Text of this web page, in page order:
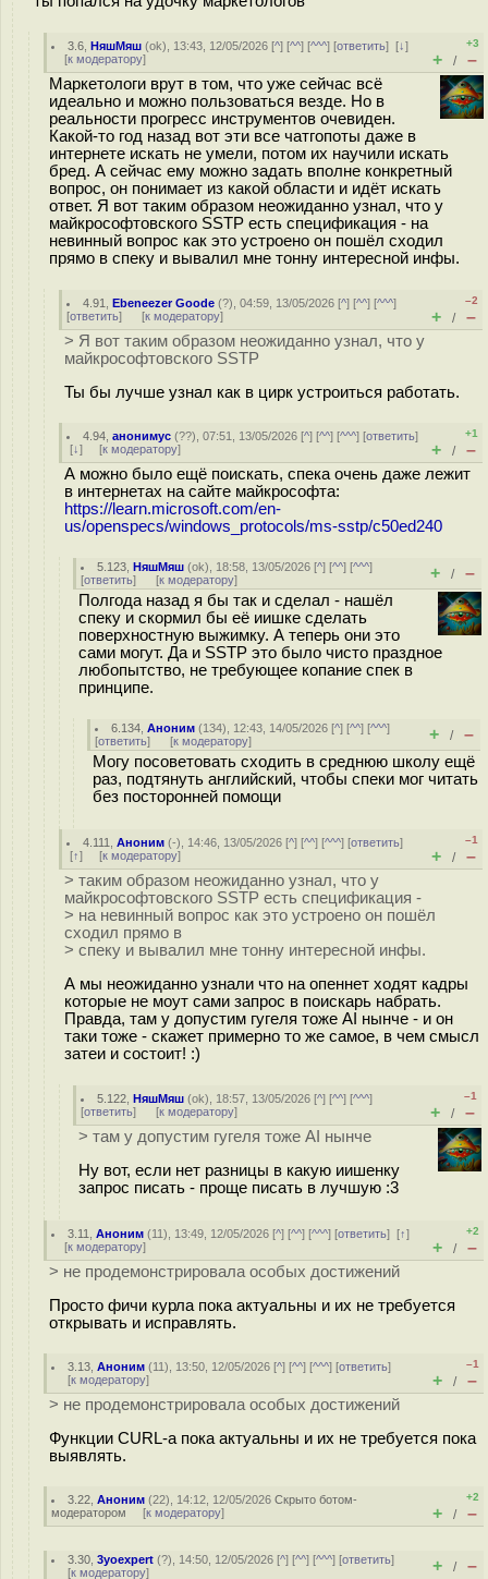
3.6 ,НяшМяш (ok), 13:43, 12/05/2026 [^] [^^] [^^^] [ответить][↓]
[к модератору]
+3
+ / –
Маркетологи врут в том, что уже сейчас всё
идеально и можно пользоваться везде. Но в
реальности прогресс инструментов очевиден.
Какой-то год назад вот эти все чатгопоты даже в
интернете искать не умели, потом их научили искать
бред. А сейчас ему можно задать вполне конкретный
вопрос, он понимает из какой области и идёт искать
ответ. Я вот таким образом неожиданно узнал, что у
майкрософтовского SSTP есть спецификация - на
невинный вопрос как это устроено он пошёл сходил
прямо в спеку и вывалил мне тонну интересной инфы.
4.91 ,Ebeneezer Goode (?), 04:59, 13/05/2026 [^] [^^] [^^^]
[ответить] [к модератору]
–2
+ / –
> Я вот таким образом неожиданно узнал, что у
майкрософтовского SSTP
Ты бы лучше узнал как в цирк устроиться работать.
4.94 ,анонимус (??), 07:51, 13/05/2026 [^] [^^] [^^^] [ответить]
[↓] [к модератору]
+1
+ / –
А можно было ещё поискать, спека очень даже лежит
в интернетах на сайте майкрософта:
https://learn.microsoft.com/en-
us/openspecs/windows_protocols/ms-sstp/c50ed240
5.123 ,НяшМяш (ok), 18:58, 13/05/2026 [^] [^^] [^^^]
[ответить] [к модератору] + / –
Полгода назад я бы так и сделал - нашёл
спеку и скормил бы её иишке сделать
поверхностную выжимку. А теперь они это
сами могут. Да и SSTP это было чисто праздное
любопытство, не требующее копание спек в
принципе.
6.134 ,Аноним (134), 12:43, 14/05/2026 [^] [^^] [^^^]
[ответить] [к модератору] + / –
Могу посоветовать сходить в среднюю школу ещё
раз, подтянуть английский, чтобы спеки мог читать
без посторонней помощи
4.111 ,Аноним (-), 14:46, 13/05/2026 [^] [^^] [^^^] [ответить]
[↑] [к модератору]
–1
+ / –
> таким образом неожиданно узнал, что у
майкрософтовского SSTP есть спецификация -
> на невинный вопрос как это устроено он пошёл
сходил прямо в
> спеку и вывалил мне тонну интересной инфы.
А мы неожиданно узнали что на опеннет ходят кадры
которые не моут сами запрос в поискарь набрать.
Правда, там у допустим гугеля тоже AI нынче - и он
таки тоже - скажет примерно то же самое, в чем смысл
затеи и состоит! :)
5.122 ,НяшМяш (ok), 18:57, 13/05/2026 [^] [^^] [^^^]
[ответить] [к модератору]
–1
+ / –
> там у допустим гугеля тоже AI нынче
Ну вот, если нет разницы в какую иишенку
запрос писать - проще писать в лучшую :3
3.11 ,Аноним (11), 13:49, 12/05/2026 [^] [^^] [^^^] [ответить][↑]
[к модератору]
+2
+ / –
> не продемонстрировала особых достижений
Просто фичи курла пока актуальны и их не требуется
открывать и исправлять.
3.13 ,Аноним (11), 13:50, 12/05/2026 [^] [^^] [^^^] [ответить]
[к модератору]
–1
+ / –
> не продемонстрировала особых достижений
Функции CURL-а пока актуальны и их не требуется пока
выявлять.
3.22 ,Аноним (22), 14:12, 12/05/2026Скрыто ботом-
модератором [к модератору]
+2
+ / –
3.30 ,3yoexpert (?), 14:50, 12/05/2026 [^] [^^] [^^^] [ответить]
[к модератору] + / –